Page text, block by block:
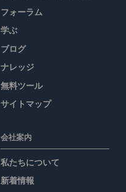
フォーラム
学ぶ
ブログ
ナレッジ
無料ツール
サイトマップ
会社案内
私たちについて
新着情報